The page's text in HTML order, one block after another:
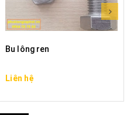
Bu lông ren
Liên hệ